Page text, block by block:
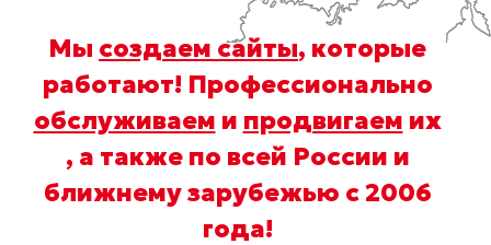
Мы создаем сайты, которые
работают! Профессионально
обслуживаем и продвигаем их
, а также по всей России и
ближнему зарубежью с 2006
года!